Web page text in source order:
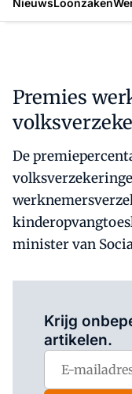
Premies
De
minister van
Krijg
artikelen.